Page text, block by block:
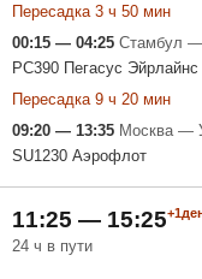
Пересадка 3 ч 50 мин
00:15 — 04:25 Стамбул
PC390 Пегасус Эйрлайнс
Пересадка 9 ч 20 мин
09:20 — 13:35 Москва —
SU1230 Аэрофлот
11:25 — 15:25
24 ч в пути